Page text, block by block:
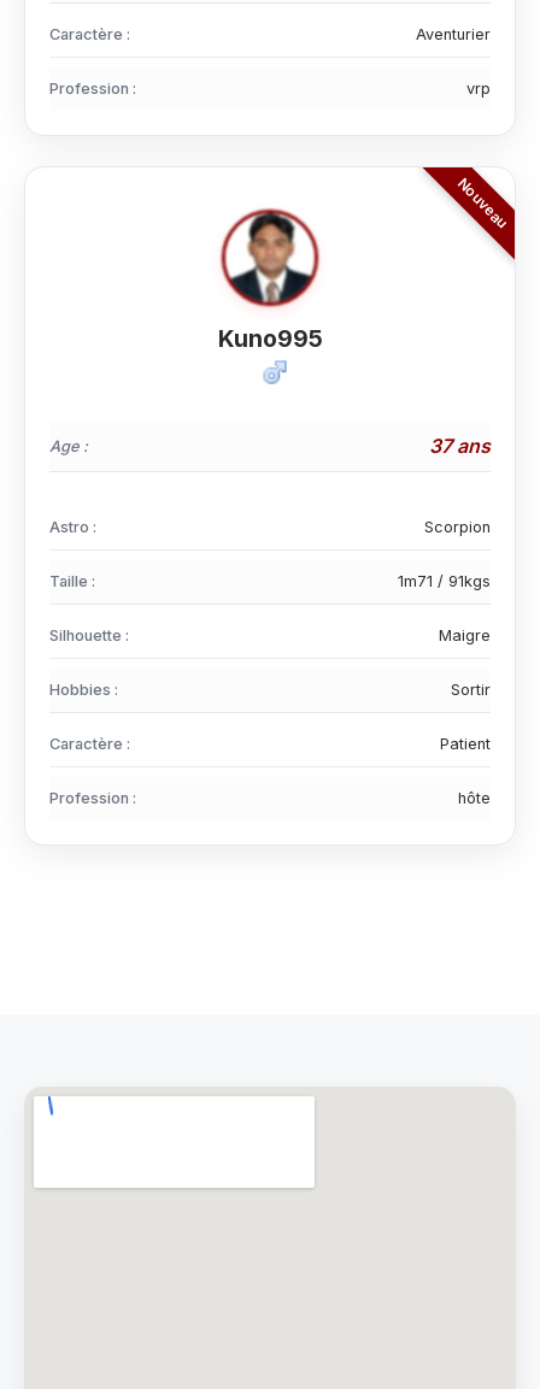
Caractère : Aventurier
Profession : vrp
Kuno995
Age : 37 ans
Astro : Scorpion
Taille : 1m71 / 91kgs
Silhouette : Maigre
Hobbies : Sortir
Caractère : Patient
Profession : hôte